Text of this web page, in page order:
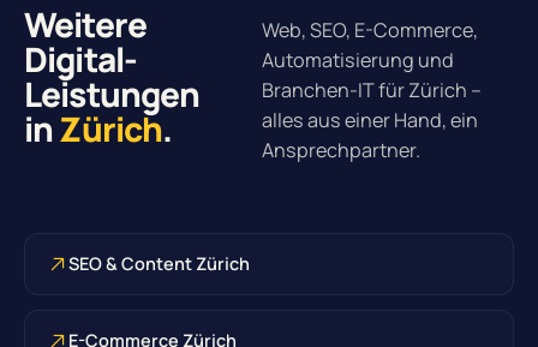
Weitere
Digital-
Leistungen
inZürich.
Web, SEO, E-Commerce,
Automatisierung und
Branchen-IT für Zürich –
alles aus einer Hand, ein
Ansprechpartner.
SEO & Content Zürich
E-Commerce Zürich